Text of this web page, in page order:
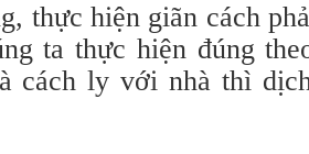
thực hiện giãn cách
ta thực hiện đúng
cách ly với nhà thì